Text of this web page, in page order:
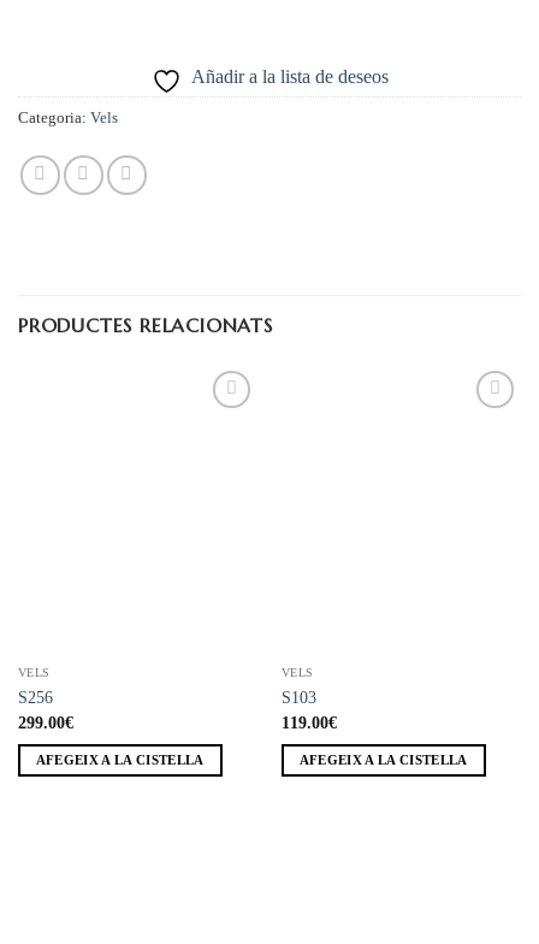
Añadir a la lista de deseos
Categoria: Vels
PRODUCTES RELACIONATS
VELS
S256
299.00€
AFEGEIX A LA CISTELLA
VELS
S103
119.00€
AFEGEIX A LA CISTELLA